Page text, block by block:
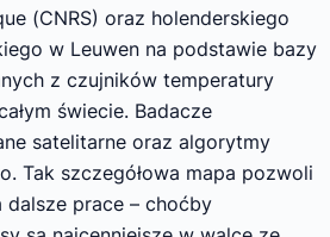
(CNRS) oraz holenderskiego
w Leuwen na podstawie bazy
z czujników temperatury
świecie. Badacze
satelitarne oraz algorytmy
Tak szczegółowa mapa pozwoli
dalsze prace – choćby